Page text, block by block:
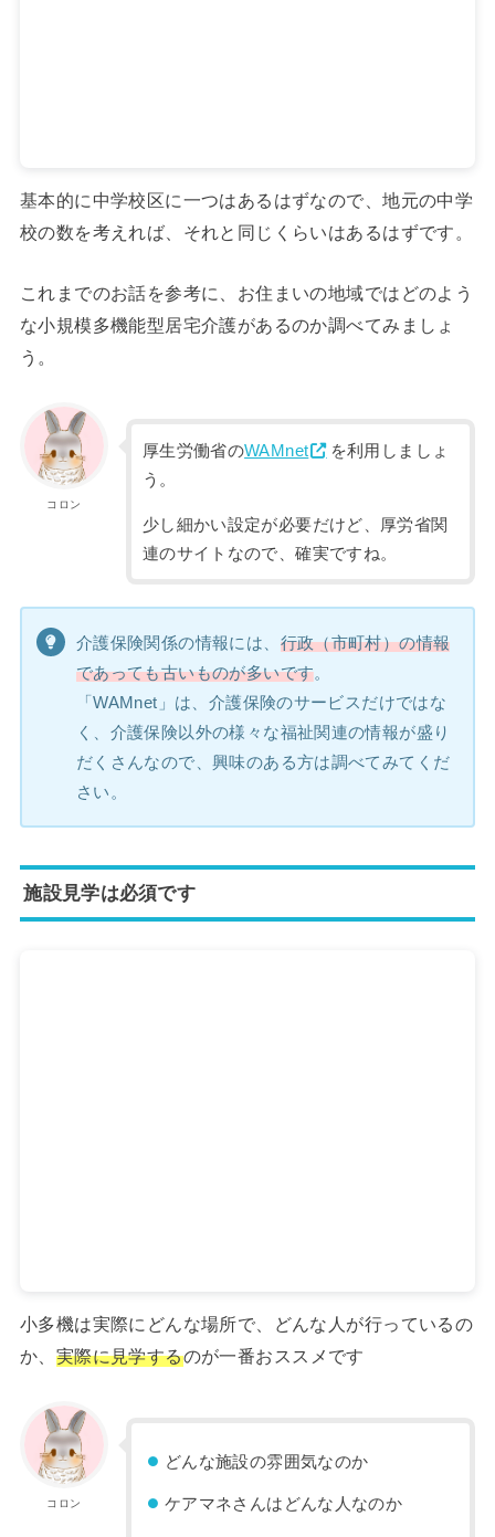
基本的に中学校区に一つはあるはずなので、地元の中学
校の数を考えれば、それと同じくらいはあるはずです。
これまでのお話を参考に、お住まいの地域ではどのよう
な小規模多機能型居宅介護があるのか調べてみましょ
う。
コロン
厚生労働省のWAMnet
を利用しましょ
う。
少し細かい設定が必要だけど、厚労省関
連のサイトなので、確実ですね。
介護保険関係の情報には、 行政（市町村）の情報
であっても古いものが多いです。
「WAMnet」は、介護保険のサービスだけではな
く、介護保険以外の様々な福祉関連の情報が盛り
だくさんなので、興味のある方は調べてみてくだ
さい。
施設見学は必須です
小多機は実際にどんな場所で、どんな人が行っているの
か、 実際に見学するのが一番おススメです
コロン
どんな施設の雰囲気なのか
ケアマネさんはどんな人なのか